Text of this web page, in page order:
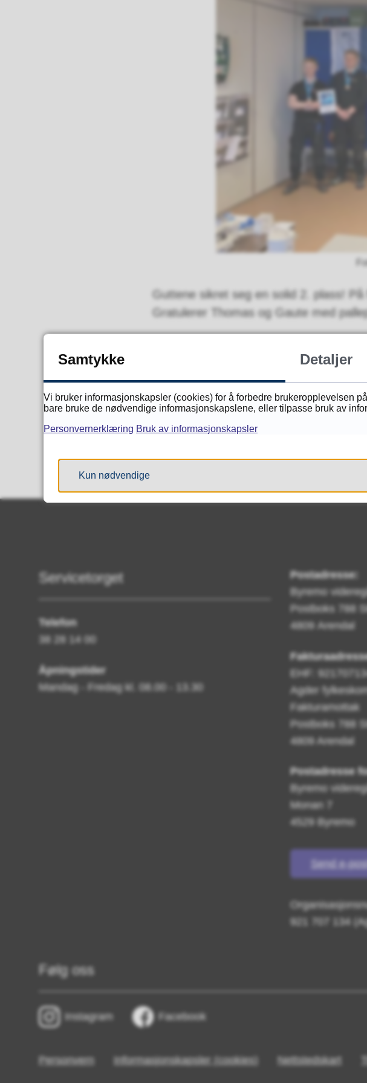
Guttene sikret seg en solid 2. plass!
Gratulerer Thomas og Gaute med
Fant
Servicetorget
Telefon
38 28 14 00
Åpningstider
Mandag - Fredag kl. 08.00 - 13.30
Postadresse:
Byremo
Postboks 788
4809 Arendal
EHF:
Agder
Fakturamottak
Postboks 788
4809 Arendal
Postadresse
Byremo
Monan 7
4529 Byremo
Send e-
921 707 134
Følg oss
Instagram Facebook
Personvern Informasjonskapsler (cookies) Nettstedskart
Samtykke Detaljer
Vi bruker informasjonskapsler (cookies) for å forbedre brukeropplevelsen
bare bruke de nødvendige informasjonskapslene, eller tilpasse bruk av
Personvernerklæring Bruk av informasjonskapsler
Kun nødvendige